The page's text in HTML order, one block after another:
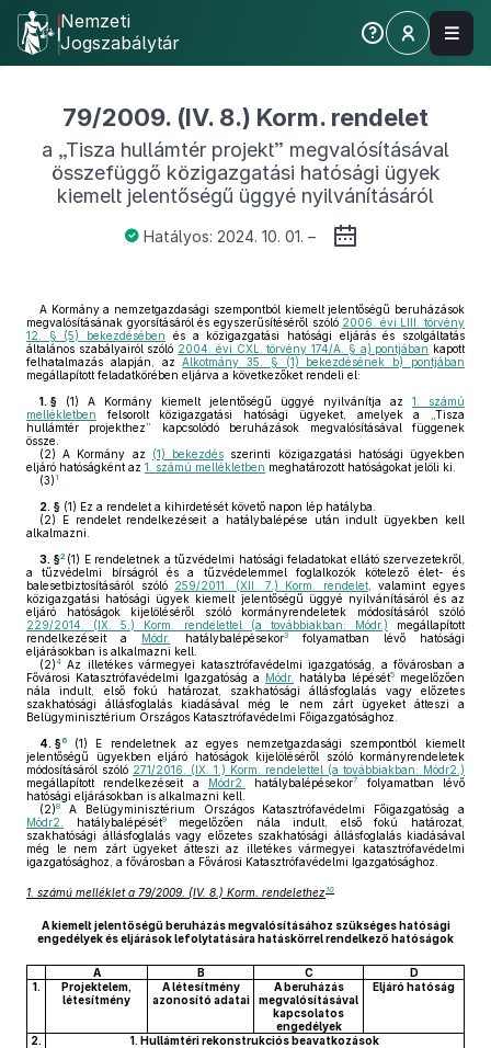
Nemzeti
Jogszabálytár
79/2009. (IV. 8.) Korm. rendelet
a „Tisza hullámtér projekt” megvalósításával
összefüggő közigazgatási hatósági ügyek
kiemelt jelentőségű üggyé nyilvánításáról
Hatályos: 2024. 10. 01. –
A Kormány a nemzetgazdasági szempontból kiemelt jelentőségű beruházások
megvalósításának gyorsításáról és egyszerűsítéséről szóló 2006. évi LIII. törvény
12. § (5) bekezdésében és a közigazgatási hatósági eljárás és szolgáltatás
általános szabályairól szóló 2004. évi CXL. törvény 174/A. § a) pontjában kapott
felhatalmazás alapján, azAlkotmány 35. § (1) bekezdésének b) pontjában
megállapított feladatkörében eljárva a következőket rendeli el:
1. § (1) A Kormány kiemelt jelentőségű üggyé nyilvánítja az 1. számú
mellékletben felsorolt közigazgatási hatósági ügyeket, amelyek a „Tisza
hullámtér projekthez” kapcsolódó beruházások megvalósításával függenek
össze.
(2) A Kormány az (1) bekezdés szerinti közigazgatási hatósági ügyekben
eljáró hatóságként az 1. számú mellékletben meghatározott hatóságokat jelöli ki.
(3) 1
2. § (1) Ez a rendelet a kihirdetését követő napon lép hatályba.
(2) E rendelet rendelkezéseit a hatálybalépése után indult ügyekben kell
alkalmazni.
3. §2 (1) E rendeletnek a tűzvédelmi hatósági feladatokat ellátó szervezetekről,
a tűzvédelmi bírságról és a tűzvédelemmel foglalkozók kötelező élet- és
balesetbiztosításáról szóló 259/2011. (XII. 7.) Korm. rendelet, valamint egyes
közigazgatási hatósági ügyek kiemelt jelentőségű üggyé nyilvánításáról és az
eljáró hatóságok kijelöléséről szóló kormányrendeletek módosításáról szóló
229/2014. (IX. 5.) Korm. rendelettel (a továbbiakban: Módr.) megállapított
rendelkezéseit a Módr. hatálybalépésekor3folyamatban lévő hatósági
eljárásokban is alkalmazni kell.
(2)4 Az illetékes vármegyei katasztrófavédelmi igazgatóság, a fővárosban a
Fővárosi Katasztrófavédelmi Igazgatóság a Módr. hatályba lépését5
megelőzően
nála indult, első fokú határozat, szakhatósági állásfoglalás vagy előzetes
szakhatósági állásfoglalás kiadásával még le nem zárt ügyeket átteszi a
Belügyminisztérium Országos Katasztrófavédelmi Főigazgatósághoz.
4. §6 (1) E rendeletnek az egyes nemzetgazdasági szempontból kiemelt
jelentőségű ügyekben eljáró hatóságok kijelöléséről szóló kormányrendeletek
módosításáról szóló 271/2016. (IX. 1.) Korm. rendelettel (a továbbiakban: Módr2.)
megállapított rendelkezéseit a Módr2. hatálybalépésekor7
folyamatban lévő
hatósági eljárásokban is alkalmazni kell.
(2)8
A Belügyminisztérium Országos Katasztrófavédelmi Főigazgatóság a
Módr2.
hatálybalépését9megelőzően nála indult, első fokú határozat,
szakhatósági állásfoglalás vagy előzetes szakhatósági állásfoglalás kiadásával
még le nem zárt ügyeket átteszi az illetékes vármegyei katasztrófavédelmi
igazgatósághoz, a fővárosban a Fővárosi Katasztrófavédelmi Igazgatósághoz.
1. számú melléklet a 79/2009. (IV. 8.) Korm. rendelethez10
A kiemelt jelentőségű beruházás megvalósításához szükséges hatósági
engedélyek és eljárások lefolytatására hatáskörrel rendelkező hatóságok
A B C
D
1.
Projektelem,
létesítmény
A létesítmény
azonosító adatai
A beruházás
megvalósításával
kapcsolatos
engedélyek
Eljáró hatóság
2.
1. Hullámtéri rekonstrukciós beavatkozások